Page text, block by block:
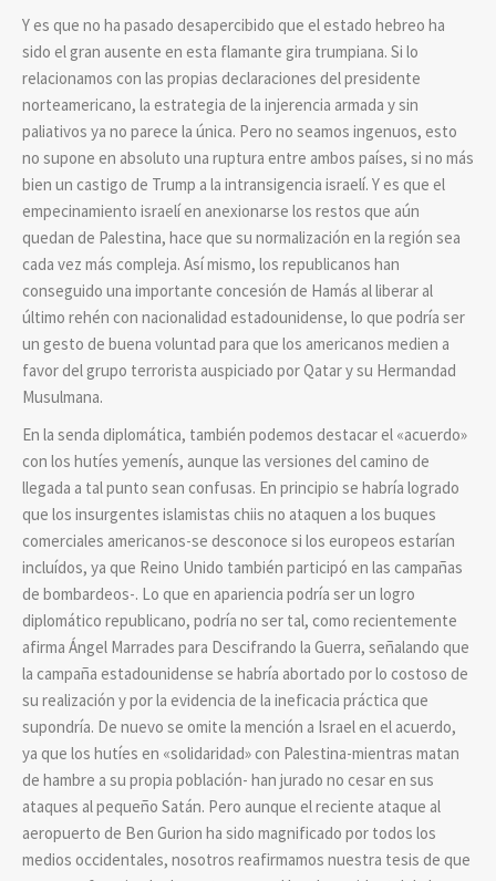
Y es que no ha pasado desapercibido que el estado hebreo ha
sido el gran ausente en esta flamante gira trumpiana. Si lo
relacionamos con las propias declaraciones del presidente
norteamericano, la estrategia de la injerencia armada y sin
paliativos ya no parece la única. Pero no seamos ingenuos, esto
no supone en absoluto una ruptura entre ambos países, si no más
bien un castigo de Trump a la intransigencia israelí. Y es que el
empecinamiento israelí en anexionarse los restos que aún
quedan de Palestina, hace que su normalización en la región sea
cada vez más compleja. Así mismo, los republicanos han
conseguido una importante concesión de Hamás al liberar al
último rehén con nacionalidad estadounidense, lo que podría ser
un gesto de buena voluntad para que los americanos medien a
favor del grupo terrorista auspiciado por Qatar y su Hermandad
Musulmana.
En la senda diplomática, también podemos destacar el «acuerdo»
con los hutíes yemenís, aunque las versiones del camino de
llegada a tal punto sean confusas. En principio se habría logrado
que los insurgentes islamistas chiis no ataquen a los buques
comerciales americanos-se desconoce si los europeos estarían
incluídos, ya que Reino Unido también participó en las campañas
de bombardeos-. Lo que en apariencia podría ser un logro
diplomático republicano, podría no ser tal, como recientemente
afirma Ángel Marrades para Descifrando la Guerra, señalando que
la campaña estadounidense se habría abortado por lo costoso de
su realización y por la evidencia de la ineficacia práctica que
supondría. De nuevo se omite la mención a Israel en el acuerdo,
ya que los hutíes en «solidaridad» con Palestina-mientras matan
de hambre a su propia población- han jurado no cesar en sus
ataques al pequeño Satán. Pero aunque el reciente ataque al
aeropuerto de Ben Gurion ha sido magnificado por todos los
medios occidentales, nosotros reafirmamos nuestra tesis de que